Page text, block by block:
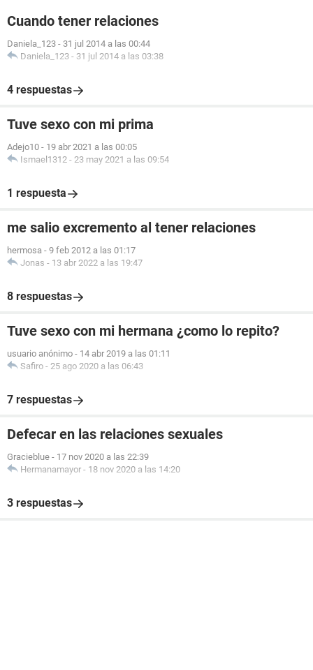
Cuando tener relaciones
Daniela_123 - 31 jul 2014 a las 00:44
Daniela_123 - 31 jul 2014 a las 03:38
4 respuestas
Tuve sexo con mi prima
Adejo10 - 19 abr 2021 a las 00:05
Ismael1312 - 23 may 2021 a las 09:54
1 respuesta
me salio excremento al tener relaciones
hermosa - 9 feb 2012 a las 01:17
Jonas - 13 abr 2022 a las 19:47
8 respuestas
Tuve sexo con mi hermana ¿como lo repito?
usuario anónimo - 14 abr 2019 a las 01:11
Safiro - 25 ago 2020 a las 06:43
7 respuestas
Defecar en las relaciones sexuales
Gracieblue - 17 nov 2020 a las 22:39
Hermanamayor - 18 nov 2020 a las 14:20
3 respuestas